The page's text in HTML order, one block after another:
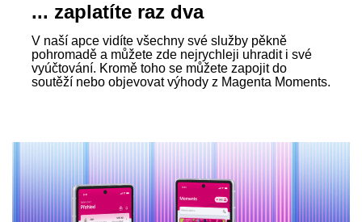
... zaplatíte raz dva
V naší apce vidíte všechny své služby pěkně
pohromadě a můžete zde nejrychleji uhradit i své
vyúčtování. Kromě toho se můžete zapojit do
soutěží nebo objevovat výhody z Magenta Moments.